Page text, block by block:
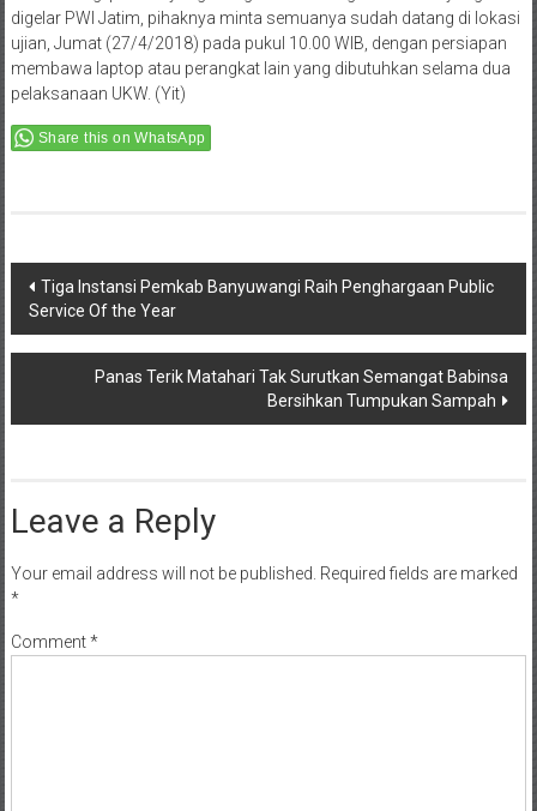
digelar PWI Jatim, pihaknya minta semuanya sudah datang di lokasi
ujian, Jumat (27/4/2018) pada pukul 10.00 WIB, dengan persiapan
membawa laptop atau perangkat lain yang dibutuhkan selama dua
pelaksanaan UKW. (Yit)
Share this on WhatsApp
Post
navigation
Tiga Instansi Pemkab Banyuwangi Raih Penghargaan Public
Service Of the Year
Panas Terik Matahari Tak Surutkan Semangat Babinsa
Bersihkan Tumpukan Sampah
Leave a Reply
Your email address will not be published. Required fields are marked
*
Comment*